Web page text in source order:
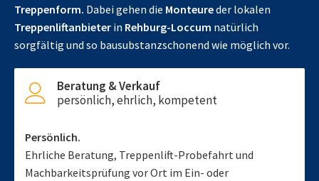
Treppenform. Dabei gehen die Monteureder lokalen
Treppenliftanbieter in Rehburg-Loccum natürlich
sorgfältig und so bausubstanzschonend wie möglich vor.
Beratung & Verkauf
persönlich, ehrlich, kompetent
Persönlich.
Ehrliche Beratung, Treppenlift-Probefahrt und
Machbarkeitsprüfung vor Ort im Ein- oder